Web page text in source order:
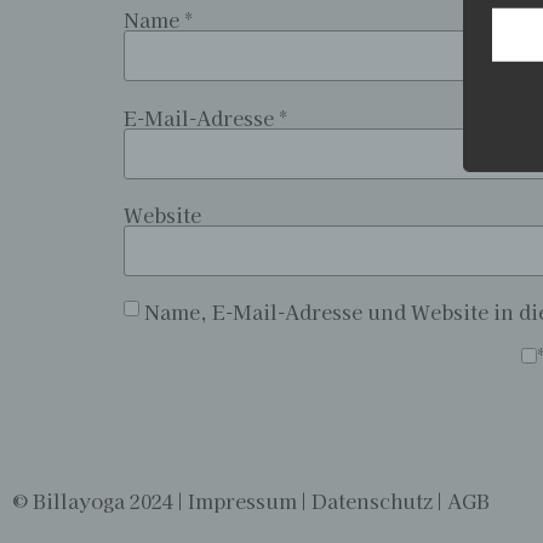
Name *
E-Mail-Adresse *
Website
Name, E-Mail-Adresse und Website in
*
© Billayoga 2024 | Impressum | Datenschutz | AGB
Aus
Wir